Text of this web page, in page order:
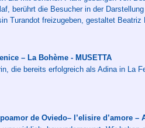
berührt die Besucher in der
Turandot freizugeben, gestaltet
– La Bohème - MUSETTA
die bereits erfolgreich als Adina in La
de Oviedo– l’elisire d’amore –